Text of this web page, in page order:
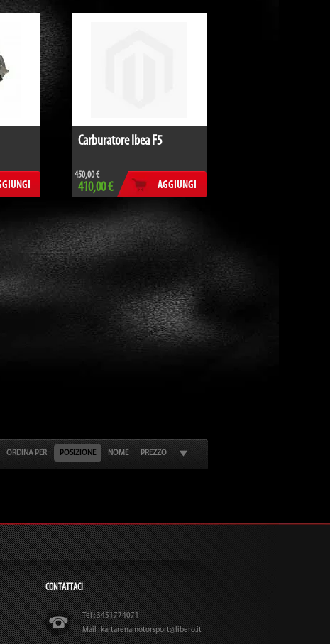
Carburatore Ibea F5
450,00 €
410,00 € AGGIUNGI
ORDINA PER POSIZIONE NOME PREZZO
CONTATTACI
Tel : 3451774071
Mail : kartarenamotorsport@libero.it